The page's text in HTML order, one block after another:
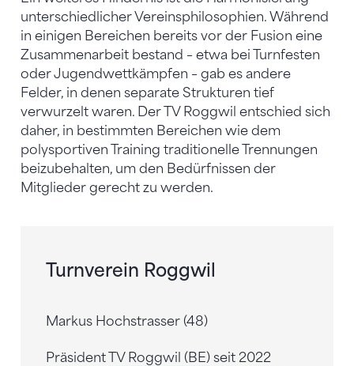
unterschiedlicher Vereinsphilosophien. Während
in einigen Bereichen bereits vor der Fusion eine
Zusammenarbeit bestand – etwa bei Turnfesten
oder Jugendwettkämpfen – gab es andere
Felder, in denen separate Strukturen tief
verwurzelt waren. Der TV Roggwil entschied sich
daher, in bestimmten Bereichen wie dem
polysportiven Training traditionelle Trennungen
beizubehalten, um den Bedürfnissen der
Mitglieder gerecht zu werden.
Turnverein Roggwil
Markus Hochstrasser (48)
PräsidentTV Roggwil (BE) seit 2022